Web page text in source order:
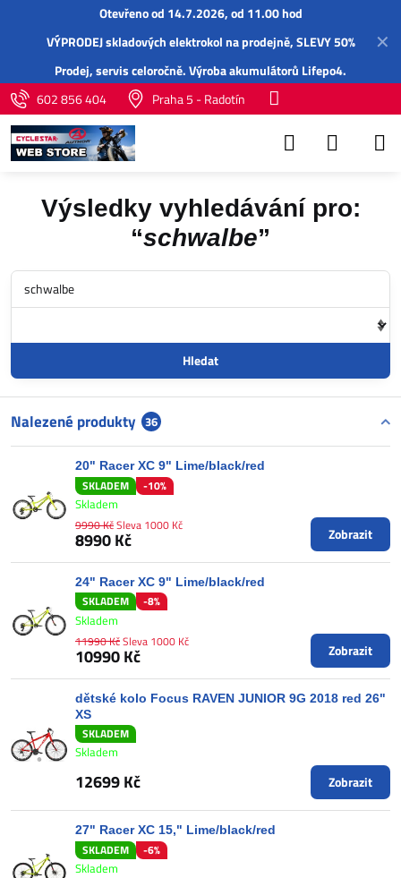
✕
Otevřeno od 14.7.2026, od 11.00 hod
VÝPRODEJ skladových elektrokol na prodejně, SLEVY 50%
Prodej,servisceloročně.Výroba akumulátorů Lifepo4.
602 856 404
Praha 5 - Radotín
Výsledky vyhledávání pro:
“schwalbe”
Hledat
Nalezené produkty 36
20" Racer XC 9" Lime/black/red
SKLADEM -10%
Skladem
8990 Kč
9990 KčSleva 1000 Kč Zobrazit
24" Racer XC 9" Lime/black/red
SKLADEM -8%
Skladem
10990 Kč
11990 KčSleva 1000 Kč Zobrazit
dětské kolo Focus RAVEN JUNIOR 9G 2018 red 26"
XS
SKLADEM
Skladem
12699 Kč Zobrazit
27" Racer XC 15," Lime/black/red
SKLADEM -6%
Skladem